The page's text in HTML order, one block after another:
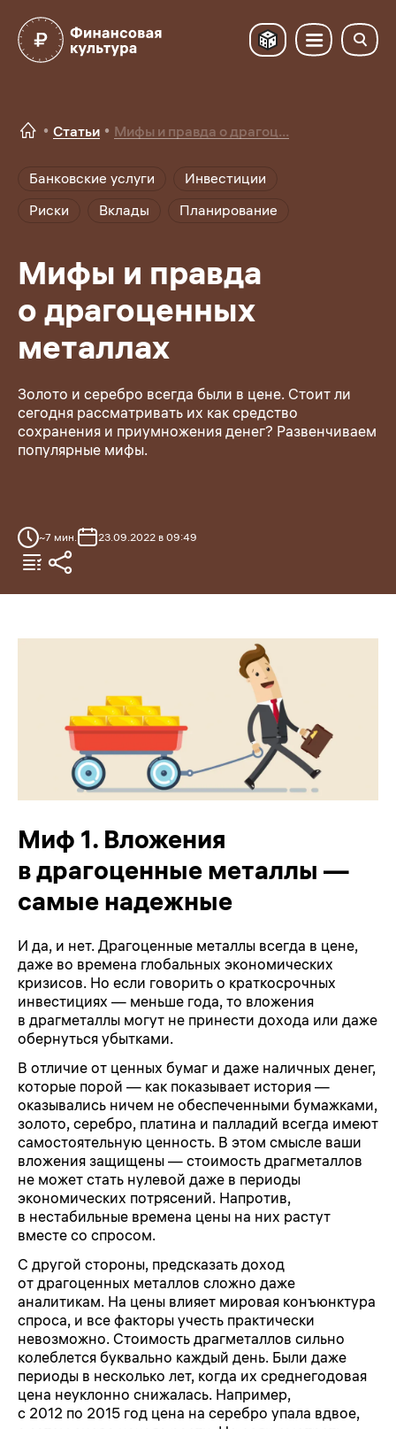
Статьи Мифы и правда о драгоц...
Банковские услуги
Инвестиции
Риски
Вклады Планирование
Мифы и правда
о драгоценных
металлах
Золото и серебро всегда были в цене. Стоит ли
сегодня рассматривать их как средство
сохранения и приумножения денег? Развенчиваем
популярные мифы.
~7 мин. 23.09.2022 в 09:49
Миф 1. Вложения
в драгоценные металлы —
самые надежные
И да, и нет. Драгоценные металлы всегда в цене,
даже во времена глобальных экономических
кризисов. Но если говорить о краткосрочных
инвестициях — меньше года, то вложения
в драгметаллы могут не принести дохода или даже
обернуться убытками.
В отличие от ценных бумаг и даже наличных денег,
которые порой — как показывает история —
оказывались ничем не обеспеченными бумажками,
золото, серебро, платина и палладий всегда имеют
самостоятельную ценность. В этом смысле ваши
вложения защищены — стоимость драгметаллов
не может стать нулевой даже в периоды
экономических потрясений. Напротив,
в нестабильные времена цены на них растут
вместе со спросом.
С другой стороны, предсказать доход
от драгоценных металлов сложно даже
аналитикам. На цены влияет мировая конъюнктура
спроса, и все факторы учесть практически
невозможно. Стоимость драгметаллов сильно
колеблется буквально каждый день. Были даже
периоды в несколько лет, когда их среднегодовая
цена неуклонно снижалась. Например,
с 2012 по 2015 год цена на серебро упала вдвое,